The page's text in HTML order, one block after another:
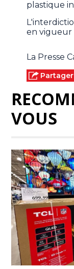
plastique
en vigueur
La Presse
VOUS